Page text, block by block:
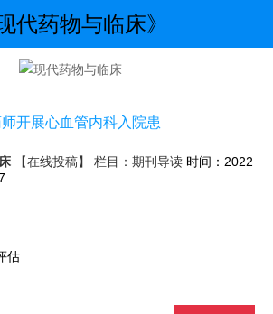
代药物与临床》
开展心血管内科入院患
【在线投稿】 栏目： 期刊导读时间：2022
估